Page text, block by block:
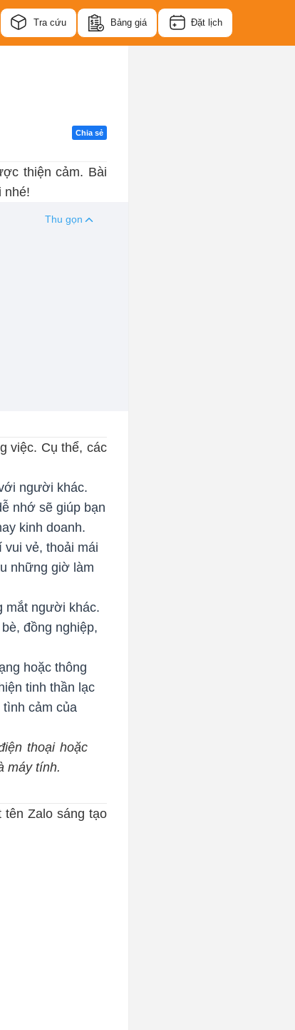
Tra cứu Bảng giá Đặt lịch
Chia sẻ
thiện cảm. Bài
nhé!
Thu gọn
việc. Cụ thể, các
người khác.
nhớ sẽ giúp bạn
kinh doanh.
vẻ, thoải mái
những giờ làm
mắt người khác.
đồng nghiệp,
hoặc thông
tinh thần lạc
cảm của
thoại hoặc
máy tính.
Zalo sáng tạo